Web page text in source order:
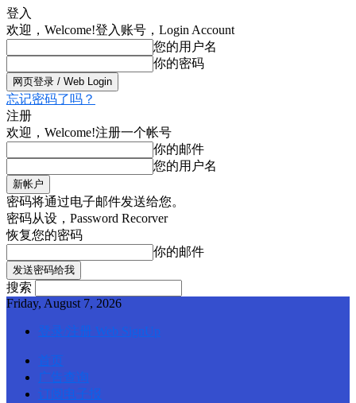
登入
欢迎，Welcome!登入账号，Login Account
您的用户名
你的密码
忘记密码了吗？
注册
欢迎，Welcome!注册一个帐号
你的邮件
您的用户名
密码将通过电子邮件发送给您。
密码从设，Password Recorver
恢复您的密码
你的邮件
搜索
Friday, August 7, 2026
登录/注册 Web SignUp
首页
广告查询
订阅电子报